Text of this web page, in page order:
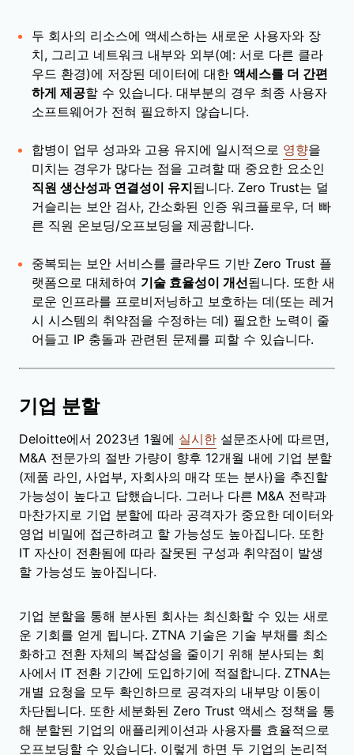
두 회사의 리소스에 액세스하는 새로운 사용자와 장
치, 그리고 네트워크 내부와 외부(예: 서로 다른 클라
우드 환경)에 저장된 데이터에 대한 액세스를 더 간편
하게 제공할 수 있습니다. 대부분의 경우 최종 사용자
소프트웨어가 전혀 필요하지 않습니다.
합병이 업무 성과와 고용 유지에 일시적으로 영향을
미치는 경우가 많다는 점을 고려할 때 중요한 요소인
직원 생산성과 연결성이 유지됩니다. Zero Trust는 덜
거슬리는 보안 검사, 간소화된 인증 워크플로우, 더 빠
른 직원 온보딩/오프보딩을 제공합니다.
중복되는 보안 서비스를 클라우드 기반 Zero Trust 플
랫폼으로 대체하여 기술 효율성이 개선됩니다. 또한 새
로운 인프라를 프로비저닝하고 보호하는 데(또는 레거
시 시스템의 취약점을 수정하는 데) 필요한 노력이 줄
어들고 IP 충돌과 관련된 문제를 피할 수 있습니다.
기업 분할
Deloitte에서 2023년 1월에 실시한 설문조사에 따르면,
M&A 전문가의 절반 가량이 향후 12개월 내에 기업 분할
(제품 라인, 사업부, 자회사의 매각 또는 분사)을 추진할
가능성이 높다고 답했습니다. 그러나 다른 M&A 전략과
마찬가지로 기업 분할에 따라 공격자가 중요한 데이터와
영업 비밀에 접근하려고 할 가능성도 높아집니다. 또한
IT 자산이 전환됨에 따라 잘못된 구성과 취약점이 발생
할 가능성도 높아집니다.
기업 분할을 통해 분사된 회사는 최신화할 수 있는 새로
운 기회를 얻게 됩니다. ZTNA 기술은 기술 부채를 최소
화하고 전환 자체의 복잡성을 줄이기 위해 분사되는 회
사에서 IT 전환 기간에 도입하기에 적절합니다. ZTNA는
개별 요청을 모두 확인하므로 공격자의 내부망 이동이
차단됩니다. 또한 세분화된 Zero Trust 액세스 정책을 통
해 분할된 기업의 애플리케이션과 사용자를 효율적으로
오프보딩할 수 있습니다. 이렇게 하면 두 기업의 논리적